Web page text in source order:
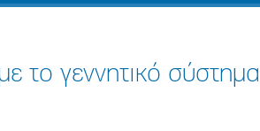
το γεννητικό σύστημα